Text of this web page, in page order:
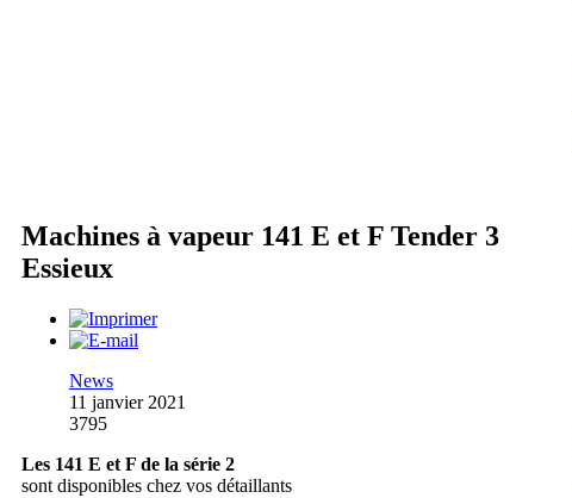
Machines à vapeur 141 E et F Tender 3
Essieux
News
11 janvier 2021
3795
Les 141 E et F de la série 2
sont disponibles chez vos détaillants